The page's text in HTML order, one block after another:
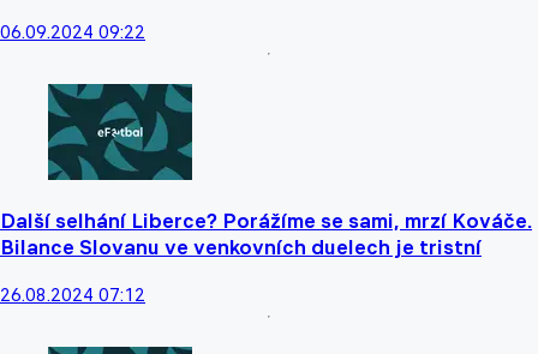
06.09.2024 09:22
Další selhání Liberce? Porážíme se sami, mrzí Kováče.
Bilance Slovanu ve venkovních duelech je tristní
26.08.2024 07:12